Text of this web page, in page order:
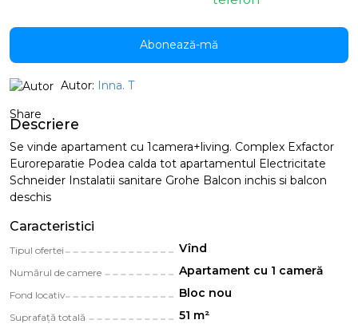
Descriere
Se vinde apartament cu 1camera+living. Complex Exfactor
Euroreparatie Podea calda tot apartamentul Electricitate
Schneider Instalatii sanitare Grohe Balcon inchis si balcon
deschis
Caracteristici
Tipul ofertei Vînd
Numărul de camere Apartament cu 1 cameră
Fond locativ Bloc nou
Suprafață totală 51 m²
Abonează-mă
Autor: Inna. T
Share